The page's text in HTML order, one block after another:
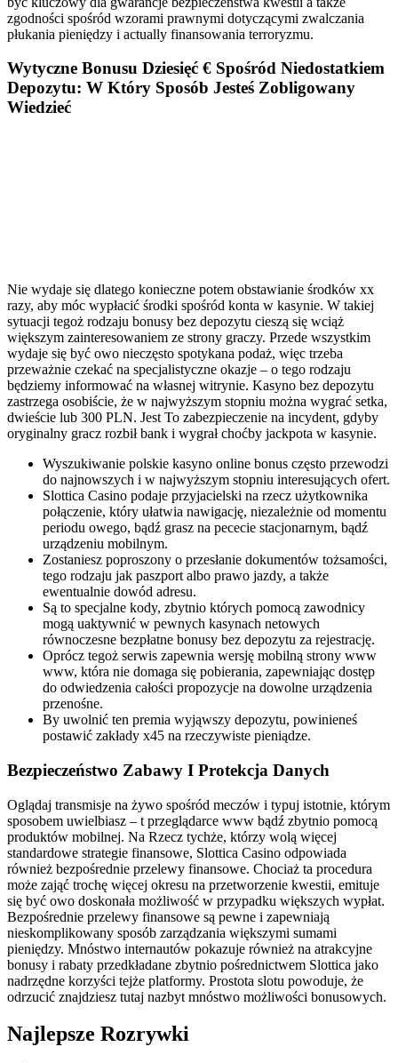
zgodności spośród wzorami prawnymi dotyczącymi zwalczania
płukania pieniędzy i actually finansowania terroryzmu.
Wytyczne Bonusu Dziesięć € Spośród Niedostatkiem
Depozytu: W Który Sposób Jesteś Zobligowany
Wiedzieć
Nie wydaje się dlatego konieczne potem obstawianie środków xx
razy, aby móc wypłacić środki spośród konta w kasynie. W takiej
sytuacji tegoż rodzaju bonusy bez depozytu cieszą się wciąż
większym zainteresowaniem ze strony graczy. Przede wszystkim
wydaje się być owo nieczęsto spotykana podaż, więc trzeba
przeważnie czekać na specjalistyczne okazje – o tego rodzaju
będziemy informować na własnej witrynie. Kasyno bez depozytu
zastrzega osobiście, że w najwyższym stopniu można wygrać setka,
dwieście lub 300 PLN. Jest To zabezpieczenie na incydent, gdyby
oryginalny gracz rozbił bank i wygrał choćby jackpota w kasynie.
Wyszukiwanie polskie kasyno online bonus często przewodzi
do najnowszych i w najwyższym stopniu interesujących ofert.
Slottica Casino podaje przyjacielski na rzecz użytkownika
połączenie, który ułatwia nawigację, niezależnie od momentu
periodu owego, bądź grasz na pececie stacjonarnym, bądź
urządzeniu mobilnym.
Zostaniesz poproszony o przesłanie dokumentów tożsamości,
tego rodzaju jak paszport albo prawo jazdy, a także
ewentualnie dowód adresu.
Są to specjalne kody, zbytnio których pomocą zawodnicy
mogą uaktywnić w pewnych kasynach netowych
równoczesne bezpłatne bonusy bez depozytu za rejestrację.
Oprócz tegoż serwis zapewnia wersję mobilną strony www
www, która nie domaga się pobierania, zapewniając dostęp
do odwiedzenia całości propozycje na dowolne urządzenia
przenośne.
By uwolnić ten premia wyjąwszy depozytu, powinieneś
postawić zakłady x45 na rzeczywiste pieniądze.
Bezpieczeństwo Zabawy I Protekcja Danych
Oglądaj transmisje na żywo spośród meczów i typuj istotnie, którym
sposobem uwielbiasz – t przeglądarce www bądź zbytnio pomocą
produktów mobilnej. Na Rzecz tychże, którzy wolą więcej
standardowe strategie finansowe, Slottica Casino odpowiada
również bezpośrednie przelewy finansowe. Chociaż ta procedura
może zająć trochę więcej okresu na przetworzenie kwestii, emituje
się być owo doskonała możliwość w przypadku większych wypłat.
Bezpośrednie przelewy finansowe są pewne i zapewniają
nieskomplikowany sposób zarządzania większymi sumami
pieniędzy. Mnóstwo internautów pokazuje również na atrakcyjne
bonusy i rabaty przedkładane zbytnio pośrednictwem Slottica jako
nadrzędne korzyści tejże platformy. Prostota slotu powoduje, że
odrzucić znajdziesz tutaj nazbyt mnóstwo możliwości bonusowych.
Najlepsze Rozrywki